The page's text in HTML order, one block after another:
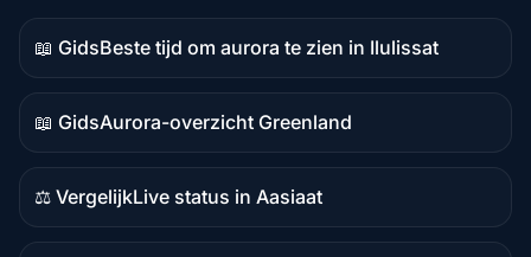
📖 Gids
Gidsinhoud
Beste tijd om aurora te zien in Ilulissat
📖 Gids
Gidsinhoud
Aurora-overzicht Greenland
⚖️ Vergelijk
Vergelijkingsinhoud
Live status in Aasiaat